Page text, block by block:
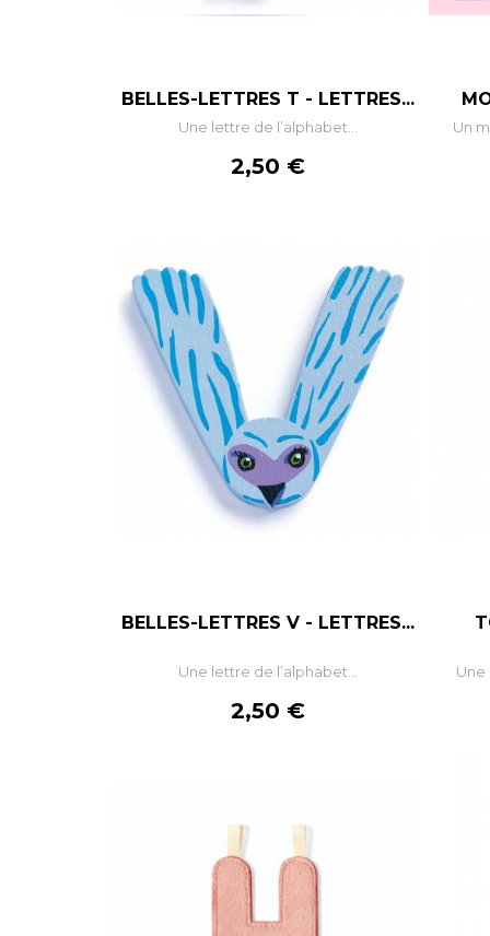
BELLES-LETTRES T - LETTRES...
Une lettre de l’alphabet...
Prix
2,50 €
– +
Un
–
BELLES-LETTRES V - LETTRES...
Une lettre de l’alphabet...
Prix
2,50 €
– +
Une